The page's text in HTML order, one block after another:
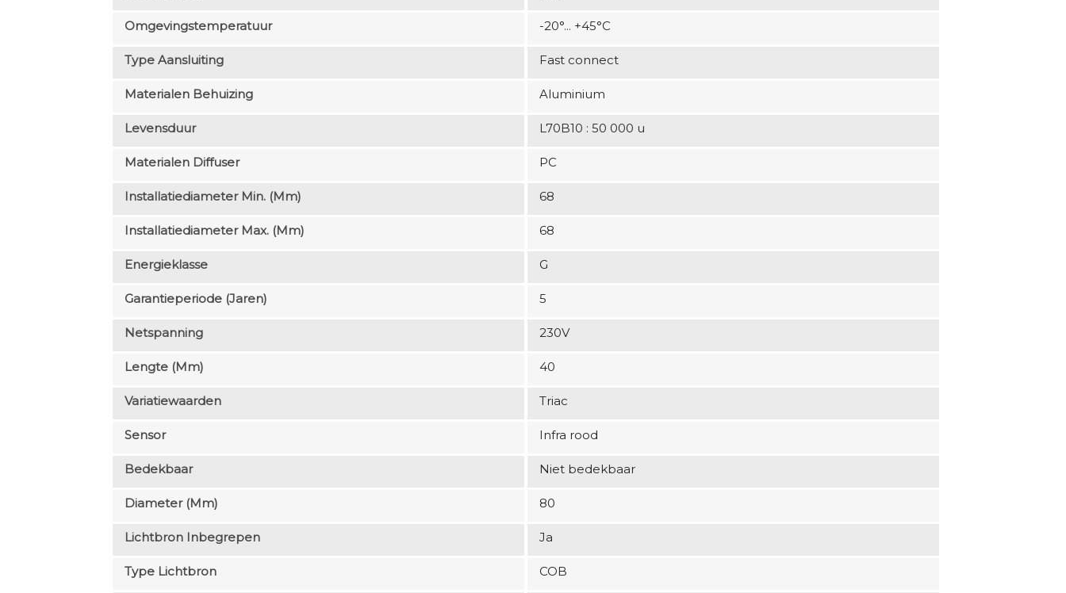
Omgevingstemperatuur -20°... +45°C
Type Aansluiting Fast connect
Materialen Behuizing Aluminium
Levensduur L70B10 : 50 000 u
Materialen Diffuser PC
Installatiediameter Min. (mm) 68
Installatiediameter Max. (mm) 68
Energieklasse G
Garantieperiode (jaren) 5
Netspanning 230V
Lengte (mm) 40
Variatiewaarden Triac
Sensor Infra rood
Bedekbaar Niet bedekbaar
Diameter (mm) 80
Lichtbron Inbegrepen Ja
Type Lichtbron COB